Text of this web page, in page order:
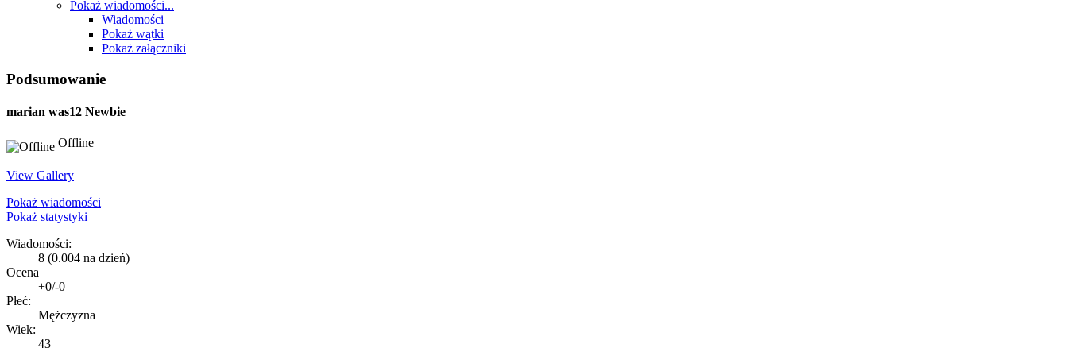
Pokaż wiadomości...
Wiadomości
Pokaż wątki
Pokaż załączniki
Podsumowanie
marian was12 Newbie
Offline
View Gallery
Pokaż wiadomości
Pokaż statystyki
Wiadomości:
8 (0.004 na dzień)
Ocena
+0/-0
Płeć:
Mężczyzna
Wiek:
43